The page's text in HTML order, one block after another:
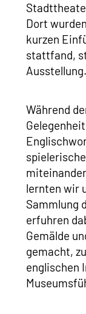
Dort
kurzen
stattfand,
Ausstellung.
Während
lernten wir
Sammlung
erfuhren
Gemälde
gemacht,
englischen